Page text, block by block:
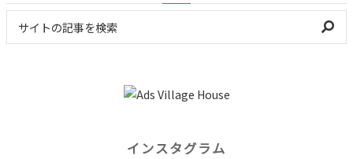
インスタグラム